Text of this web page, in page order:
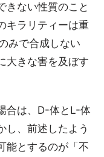
きない性質のこと
キラリティーは重
みで合成しない
大きな害を及ぼす
合は、D-体とL-体
し、前述したよう
能とするのが「不